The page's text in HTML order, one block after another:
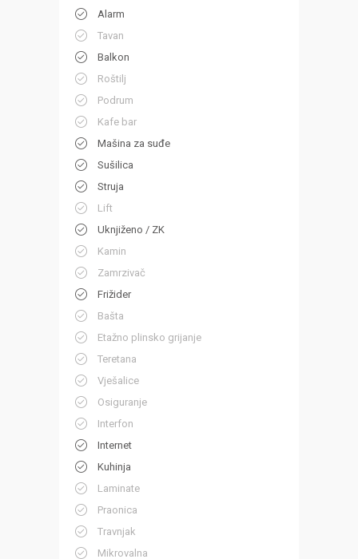
Alarm
Tavan
Balkon
Roštilj
Podrum
Kafe bar
Mašina za suđe
Sušilica
Struja
Lift
Uknjiženo / ZK
Kamin
Zamrzivač
Frižider
Bašta
Etažno plinsko grijanje
Teretana
Vješalice
Osiguranje
Interfon
Internet
Kuhinja
Laminate
Praonica
Travnjak
Mikrovalna